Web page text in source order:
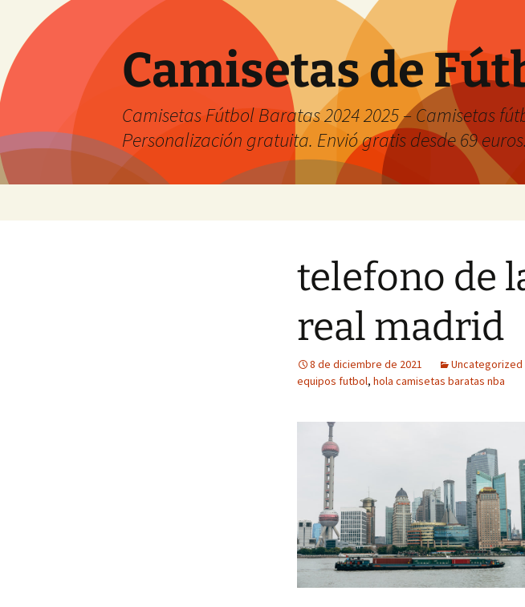
Camisetas de
Camisetas Fútbol Baratas 2024 2025 – Camisetas
Personalización gratuita. Envió gratis desde 69 euros.
telefono de
real madrid
8 de diciembre de 2021 Uncategorized
equipos futbol, hola camisetas baratas nba